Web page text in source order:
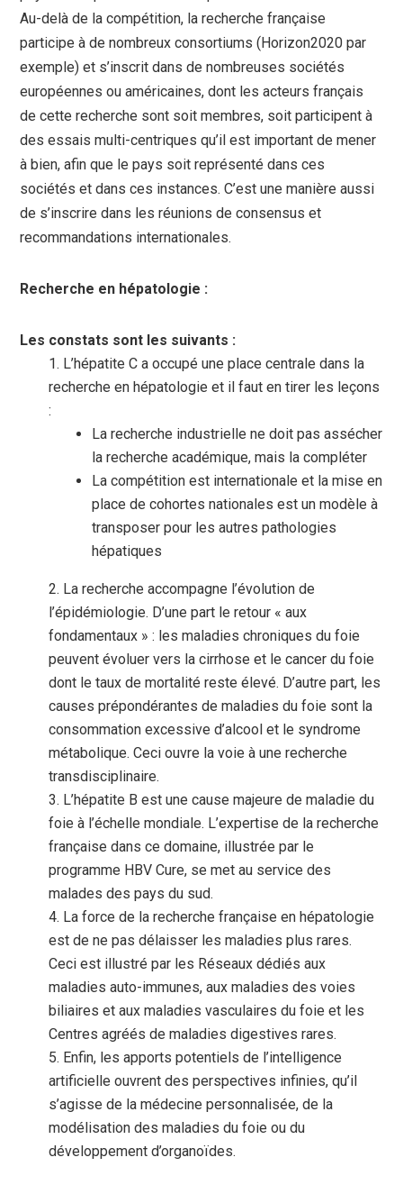
Au-delà de la compétition, la recherche française
participe à de nombreux consortiums (Horizon2020 par
exemple) et s’inscrit dans de nombreuses sociétés
européennes ou américaines, dont les acteurs français
de cette recherche sont soit membres, soit participent à
des essais multi-centriques qu’il est important de mener
à bien, afin que le pays soit représenté dans ces
sociétés et dans ces instances. C’est une manière aussi
de s’inscrire dans les réunions de consensus et
recommandations internationales.
Recherche en hépatologie :
Les constats sont les suivants :
L’hépatite C a occupé une place centrale dans la
recherche en hépatologie et il faut en tirer les leçons
:
La recherche industrielle ne doit pas assécher
la recherche académique, mais la compléter
La compétition est internationale et la mise en
place de cohortes nationales est un modèle à
transposer pour les autres pathologies
hépatiques
La recherche accompagne l’évolution de
l’épidémiologie. D’une part le retour « aux
fondamentaux » : les maladies chroniques du foie
peuvent évoluer vers la cirrhose et le cancer du foie
dont le taux de mortalité reste élevé. D’autre part, les
causes prépondérantes de maladies du foie sont la
consommation excessive d’alcool et le syndrome
métabolique. Ceci ouvre la voie à une recherche
transdisciplinaire.
L’hépatite B est une cause majeure de maladie du
foie à l’échelle mondiale. L’expertise de la recherche
française dans ce domaine, illustrée par le
programme HBV Cure, se met au service des
malades des pays du sud.
La force de la recherche française en hépatologie
est de ne pas délaisser les maladies plus rares.
Ceci est illustré par les Réseaux dédiés aux
maladies auto-immunes, aux maladies des voies
biliaires et aux maladies vasculaires du foie et les
Centres agréés de maladies digestives rares.
Enfin, les apports potentiels de l’intelligence
artificielle ouvrent des perspectives infinies, qu’il
s’agisse de la médecine personnalisée, de la
modélisation des maladies du foie ou du
développement d’organoïdes.